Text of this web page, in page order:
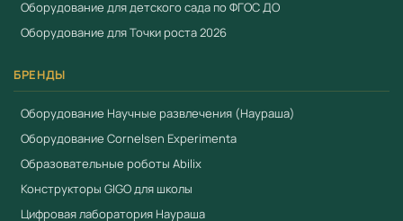
Оборудование для детского сада по ФГОС ДО
Оборудование для Точки роста 2026
БРЕНДЫ
Оборудование Научные развлечения (Наураша)
Оборудование Cornelsen Experimenta
Образовательные роботы Abilix
Конструкторы GIGO для школы
Цифровая лаборатория Наураша